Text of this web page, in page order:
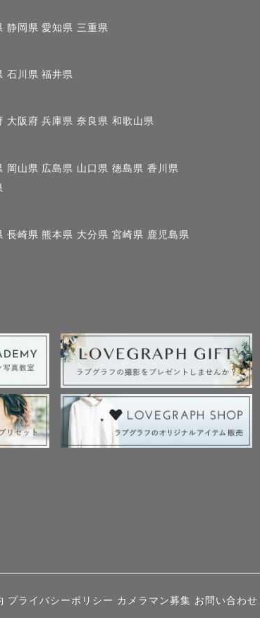
静岡県 愛知県 三重県
石川県 福井県
大阪府 兵庫県 奈良県 和歌山県
岡山県 広島県 山口県 徳島県 香川県
長崎県 熊本県 大分県 宮崎県 鹿児島県
プライバシーポリシー カメラマン募集 お問い合わせ